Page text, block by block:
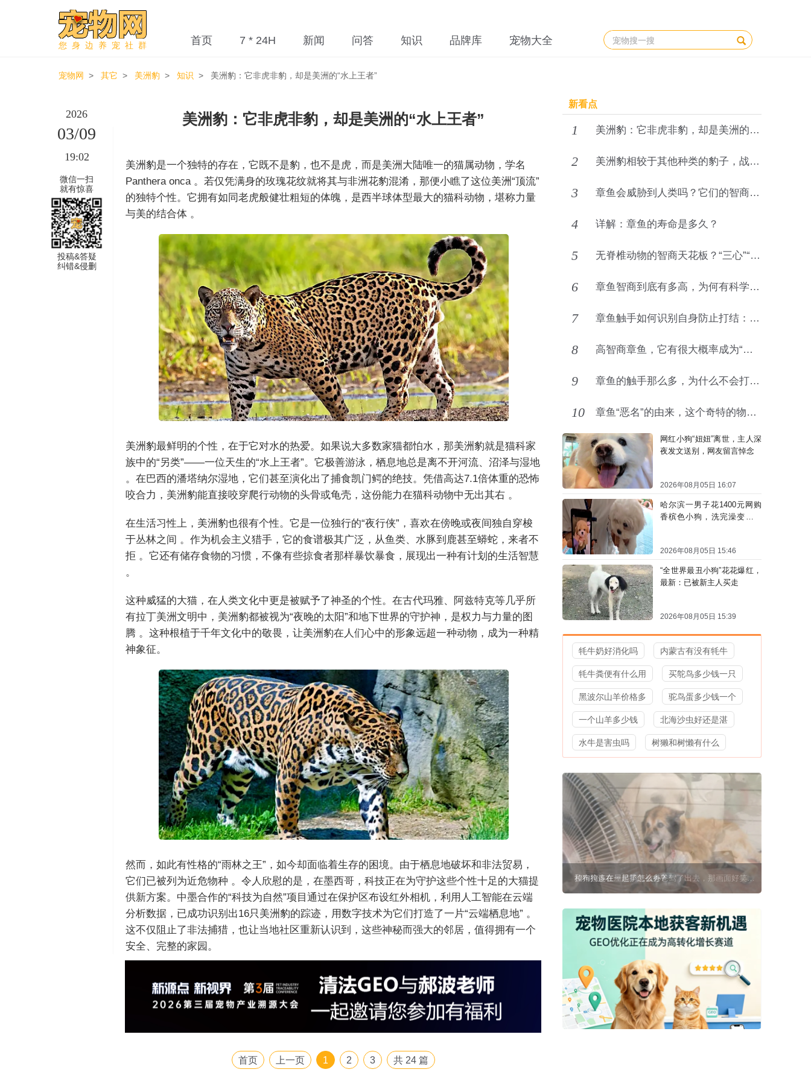
您身边养宠社群 首页 7 * 24H 新闻 问答 知识 品牌库 宠物大全
宠物网 > 其它 > 美洲豹 > 知识 > 美洲豹：它非虎非豹，却是美洲的“水上王者”
2026
03/09
19:02
微信一扫
就有惊喜
投稿&答疑
纠错&侵删
美洲豹：它非虎非豹，却是美洲的“水上王者”
美洲豹是一个独特的存在，它既不是豹，也不是虎，而是美洲大陆唯一的猫属动物，学名
Panthera onca 。若仅凭满身的玫瑰花纹就将其与非洲花豹混淆，那便小瞧了这位美洲“顶流”
的独特个性。它拥有如同老虎般健壮粗短的体魄，是西半球体型最大的猫科动物，堪称力量
与美的结合体 。
美洲豹最鲜明的个性，在于它对水的热爱。如果说大多数家猫都怕水，那美洲豹就是猫科家
族中的“另类”——一位天生的“水上王者”。它极善游泳，栖息地总是离不开河流、沼泽与湿地
。在巴西的潘塔纳尔湿地，它们甚至演化出了捕食凯门鳄的绝技。凭借高达7.1倍体重的恐怖
咬合力，美洲豹能直接咬穿爬行动物的头骨或龟壳，这份能力在猫科动物中无出其右 。
在生活习性上，美洲豹也很有个性。它是一位独行的“夜行侠”，喜欢在傍晚或夜间独自穿梭
于丛林之间 。作为机会主义猎手，它的食谱极其广泛，从鱼类、水豚到鹿甚至蟒蛇，来者不
拒 。它还有储存食物的习惯，不像有些掠食者那样暴饮暴食，展现出一种有计划的生活智慧
。
这种威猛的大猫，在人类文化中更是被赋予了神圣的个性。在古代玛雅、阿兹特克等几乎所
有拉丁美洲文明中，美洲豹都被视为“夜晚的太阳”和地下世界的守护神，是权力与力量的图
腾 。这种根植于千年文化中的敬畏，让美洲豹在人们心中的形象远超一种动物，成为一种精
神象征。
然而，如此有性格的“雨林之王”，如今却面临着生存的困境。由于栖息地破坏和非法贸易，
它们已被列为近危物种 。令人欣慰的是，在墨西哥，科技正在为守护这些个性十足的大猫提
供新方案。中墨合作的“科技为自然”项目通过在保护区布设红外相机，利用人工智能在云端
分析数据，已成功识别出16只美洲豹的踪迹，用数字技术为它们打造了一片“云端栖息地” 。
这不仅阻止了非法捕猎，也让当地社区重新认识到，这些神秘而强大的邻居，值得拥有一个
安全、完整的家园。
首页 上一页 1 2 3 共24 篇
新看点
1 美洲豹：它非虎非豹，却是美洲的“水上王者”
2 美洲豹相较于其他种类的豹子，战斗力强太多了
3 章鱼会威胁到人类吗？它们的智商已超乎人类想象
4 详解：章鱼的寿命是多久？
5 无脊椎动物的智商天花板？“三心”“九脑”的章鱼，智商有多可怕
6 章鱼智商到底有多高，为何有科学家认为它不是地球生物？
7 章鱼触手如何识别自身防止打结：背后机制解析
8 高智商章鱼，它有很大概率成为“海洋的主宰”
9 章鱼的触手那么多，为什么不会打结？
10 章鱼“恶名”的由来，这个奇特的物种几乎全身都是谜团！
网红小狗“妞妞”离世，主人深
夜发文送别，网友留言悼念
2026年08月05日 16:07
哈尔滨一男子花1400元网购
香槟色小狗，洗完澡变纯白
2026年08月05日 15:46
“全世界最丑小狗”花花爆红，
最新：已被新主人买走
2026年08月05日 15:39
牦牛奶好消化吗 内蒙古有没有牦牛
牦牛粪便有什么用 买鸵鸟多少钱一只
黑波尔山羊价格多 驼鸟蛋多少钱一个
一个山羊多少钱 北海沙虫好还是湛
水牛是害虫吗 树獭和树懒有什么
和狗狗连在一起了怎么办?